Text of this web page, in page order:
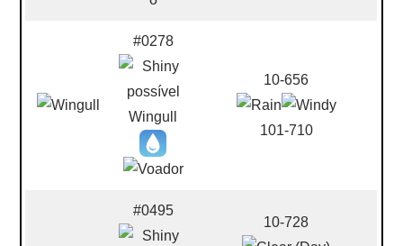
#0278
Wingull
10-656
101-710
#0495
10-728